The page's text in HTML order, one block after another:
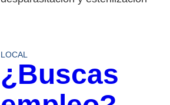
LOCAL
¿Buscas